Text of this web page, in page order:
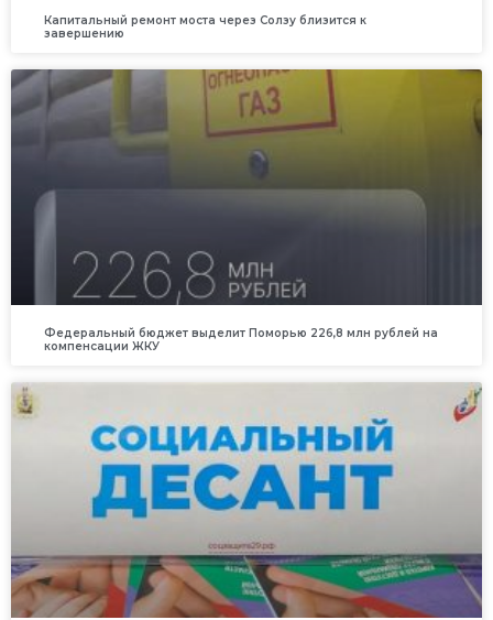
Капитальный ремонт моста через Солзу близится к
завершению
Федеральный бюджет выделит Поморью 226,8 млн рублей на
компенсации ЖКУ